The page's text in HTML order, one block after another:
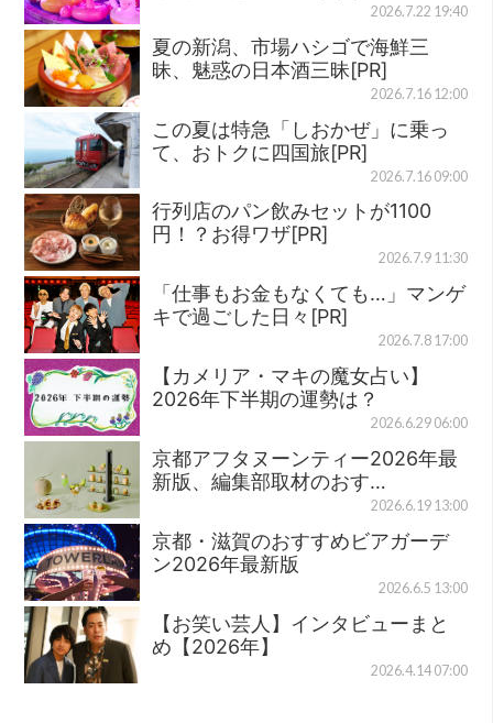
2026.7.22 19:40
夏の新潟、市場ハシゴで海鮮三
昧、魅惑の日本酒三昧[PR]
2026.7.16 12:00
この夏は特急「しおかぜ」に乗っ
て、おトクに四国旅[PR]
2026.7.16 09:00
行列店のパン飲みセットが1100
円！？お得ワザ[PR]
2026.7.9 11:30
「仕事もお金もなくても…」マンゲ
キで過ごした日々[PR]
2026.7.8 17:00
【カメリア・マキの魔女占い】
2026年下半期の運勢は？
2026.6.29 06:00
京都アフタヌーンティー2026年最
新版、編集部取材のおす…
2026.6.19 13:00
京都・滋賀のおすすめビアガーデ
ン2026年最新版
2026.6.5 13:00
【お笑い芸人】インタビューまと
め【2026年】
2026.4.14 07:00